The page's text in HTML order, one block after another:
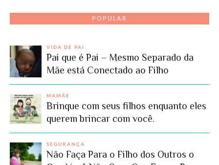
POPULAR
VIDA DE PAI
Pai que é Pai – Mesmo Separado da
Mãe está Conectado ao Filho
MAMÃE
Brinque com seus filhos enquanto eles
querem brincar com você.
SEGURANÇA
Não Faça Para o Filho dos Outros o